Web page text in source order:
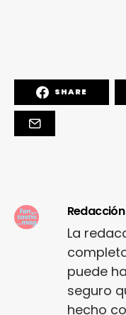
SHARE
Redacción
La
puede
seguro
hecho